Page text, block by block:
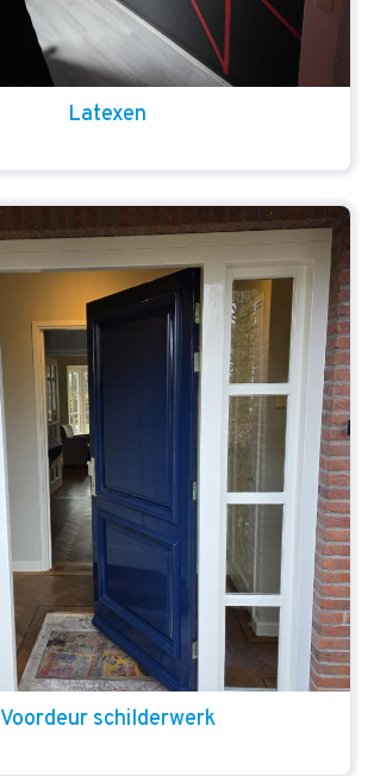
Latexen
Voordeur schilderwerk